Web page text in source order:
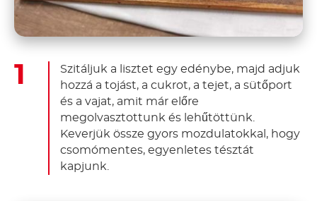
Szitáljuk a lisztet egy edénybe, majd adjuk
hozzá a tojást, a cukrot, a tejet, a sütőport
és a vajat, amit már előre
megolvasztottunk és lehűtöttünk.
Keverjük össze gyors mozdulatokkal, hogy
csomómentes, egyenletes tésztát
kapjunk.